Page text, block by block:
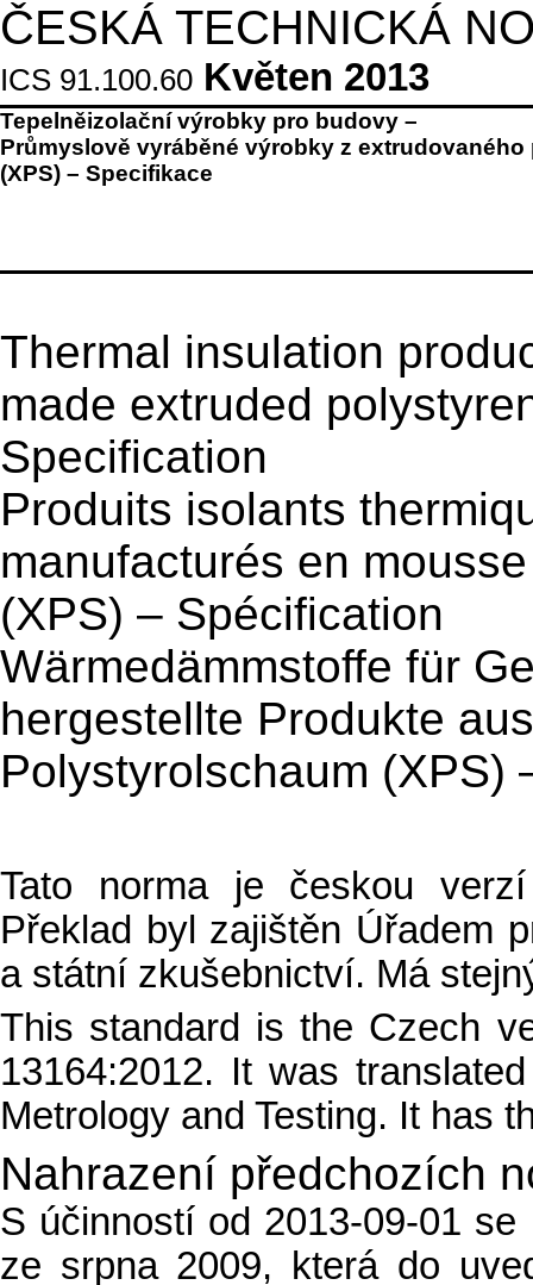
ČESKÁ TECHNICKÁ
ICS 91.100.60 Květen 2013
Tepelněizolační výrobky pro budovy –
Průmyslově vyráběné výrobky z
(XPS) – Specifikace
Thermal insulation
made extruded
Specification
Produits isolants
manufacturés en
(XPS) – Spécification
Wärmedämmstoffe für
hergestellte Produkte
Polystyrolschaum (XPS)
Tato norma je českou
Překlad byl zajištěn Úřadem
a státní zkušebnictví. Má
This standard is the Czech
13164:2012. It was
Metrology and Testing. It has
Nahrazení předchozích
S účinností od 2013-09-01
ze srpna 2009, která do